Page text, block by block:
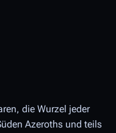
die Wurzel jeder
Azeroths und teils